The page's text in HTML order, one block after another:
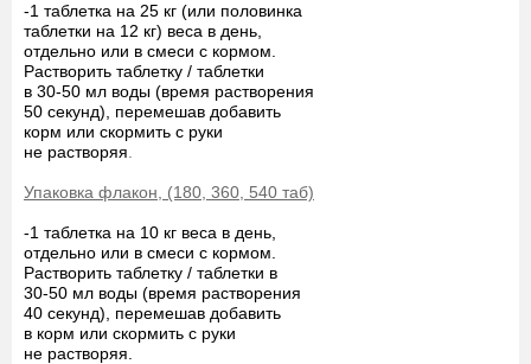
-1 таблетка на 25 кг (или половинка
таблетки на 12 кг) веса в день,
отдельно или в смеси с кормом.
Растворить таблетку / таблетки
в 30-50 мл воды (время растворения
50 секунд), перемешав добавить
корм или скормить с руки
не растворяя
Упаковка флакон, (180, 360, 540 таб)
-1 таблетка на 10 кг веса в день,
отдельно или в смеси с кормом.
Растворить таблетку / таблетки в
30-50 мл воды (время растворения
40 секунд), перемешав добавить
в корм или скормить с руки
не растворяя.